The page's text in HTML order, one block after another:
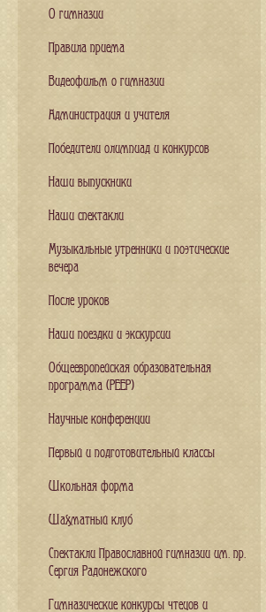
О гимназии
Правила приема
Видеофильм о гимназии
Администрация и учителя
Победители олимпиад и конкурсов
Наши выпускники
Наши спектакли
Музыкальные утренники и поэтические
вечера
После уроков
Наши поездки и экскурсии
Общеевропейская образовательная
программа (PEEP)
Научные конференции
Первый и подготовительный классы
Школьная форма
Шахматный клуб
Спектакли Православной гимназии им. пр.
Сергия Радонежского
Гимназические конкурсы чтецов и